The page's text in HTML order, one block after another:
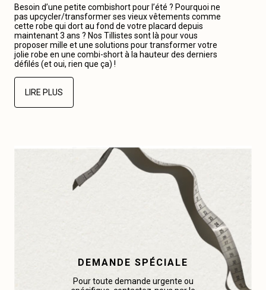
Besoin d’une petite combishort pour l’été ? Pourquoi ne
pas upcycler/transformer ses vieux vêtements comme
cette robe qui dort au fond de votre placard depuis
maintenant 3 ans ? Nos Tillistes sont là pour vous
proposer mille et une solutions pour transformer votre
jolie robe en une combi-short à la hauteur des derniers
défilés (et oui, rien que ça) !
LIRE PLUS
DEMANDE SPÉCIALE
Pour toute demande urgente ou